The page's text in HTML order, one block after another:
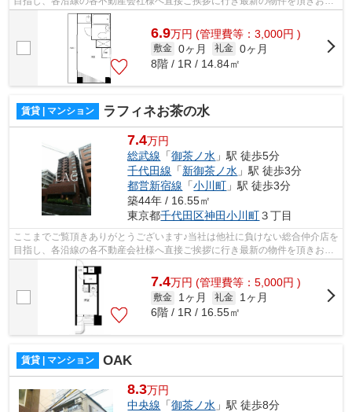
様へ提供しております！最新の情報は...
6.9万円 (管理費等：3,000円 )
敷金 0ヶ月 礼金 0ヶ月
8階 / 1R / 14.84㎡
賃貸 | マンション ラフィネお茶の水
7.4万円
総武線 「御茶ノ水 」駅 徒歩5分
千代田線 「新御茶ノ水 」駅 徒歩3分
都営新宿線 「小川町 」駅 徒歩3分
築44年 / 16.55㎡
東京都千代田区神田小川町３丁目
ここまでご覧頂きありがとうございます♪当社は他社に負けない総合仲介店を
目指し、各沿線の各不動産会社様へ直接ご挨拶に行き最新の物件を頂きお客
様へ提供しております！最新の情報は...
7.4万円 (管理費等：5,000円 )
敷金 1ヶ月 礼金
1ヶ月
6階 / 1R / 16.55㎡
賃貸 | マンション OAK
8.3万円
中央線 「御茶ノ水 」駅 徒歩8分